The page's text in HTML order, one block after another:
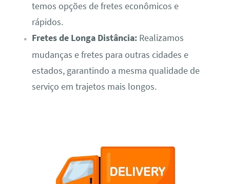
temos opções de fretes econômicos e
rápidos.
Fretes de Longa Distância:Realizamos
mudanças e fretes para outras cidades e
estados, garantindo a mesma qualidade de
serviço em trajetos mais longos.